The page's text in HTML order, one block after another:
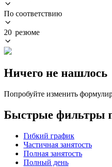
По соответствию
20 резюме
Ничего не нашлось
Попробуйте изменить
Быстрые фильтры
Гибкий график
Частичная занятость
Полная занятость
Полный день